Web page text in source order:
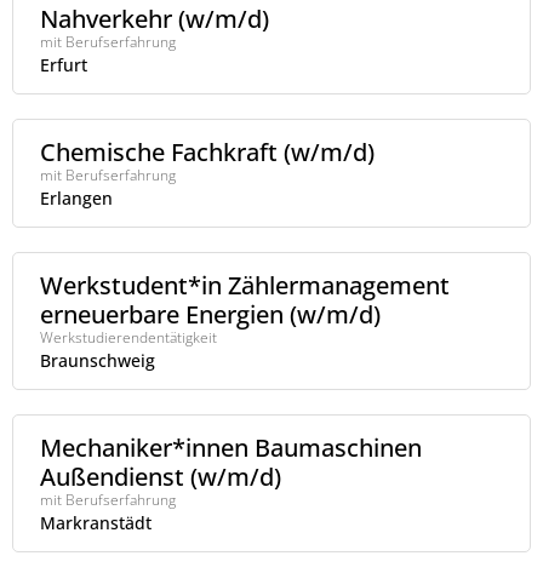
Nahverkehr (w/m/d)
mit Berufserfahrung
Erfurt
Chemische Fachkraft (w/m/d)
mit Berufserfahrung
Erlangen
Werkstudent*in Zählermanagement
erneuerbare Energien (w/m/d)
Werkstudierendentätigkeit
Braunschweig
Mechaniker*innen Baumaschinen
Außendienst (w/m/d)
mit Berufserfahrung
Markranstädt